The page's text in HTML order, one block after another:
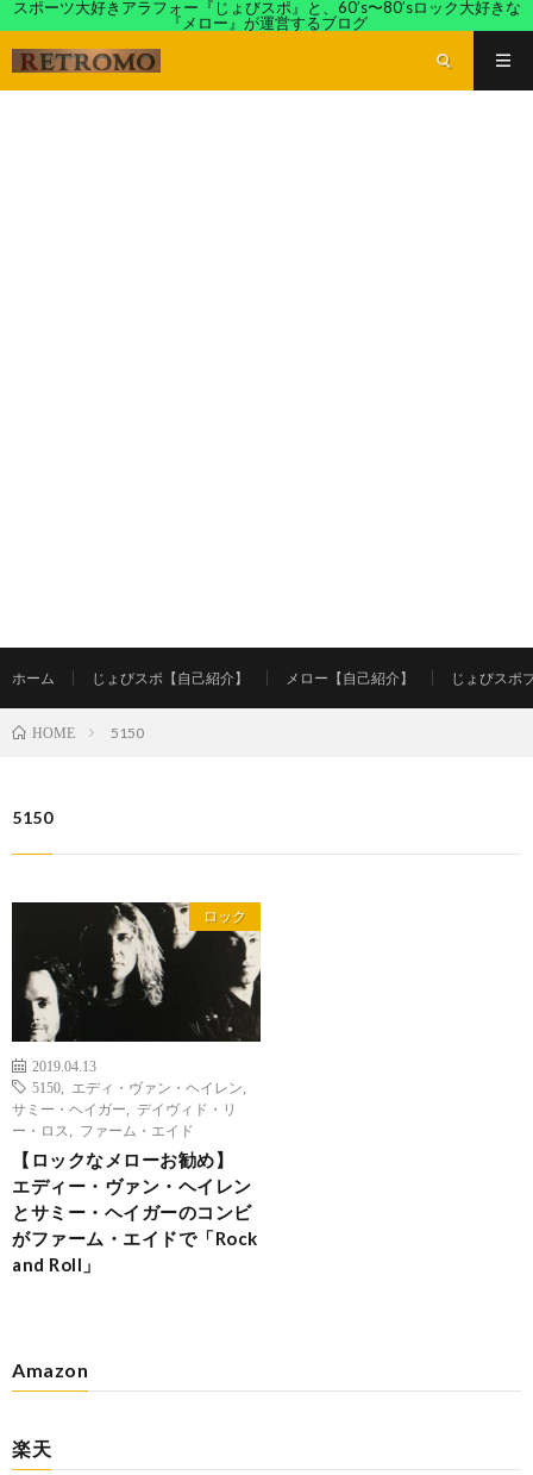
スポーツ大好きアラフォー『じょびスポ』と、60’s〜80’sロック大好きな
『メロー』が運営するブログ
ホーム じょびスポ【自己紹介】 メロー【自己紹介】 じょびスポ
HOME 5150
5150
ロック
2019.04.13
5150
エディ・ヴァン・ヘイレン
サミー・ヘイガー
デイヴィド・リ
ー・ロス
ファーム・エイド
【ロックなメローお勧め】
エディー・ヴァン・ヘイレン
とサミー・ヘイガーのコンビ
がファーム・エイドで「Rock
and Roll」
Amazon
楽天